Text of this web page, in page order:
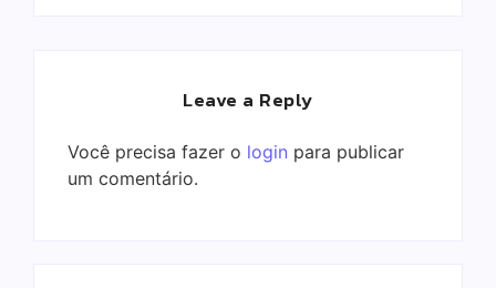
Leave a Reply
Você precisa fazer o login para publicar
um comentário.